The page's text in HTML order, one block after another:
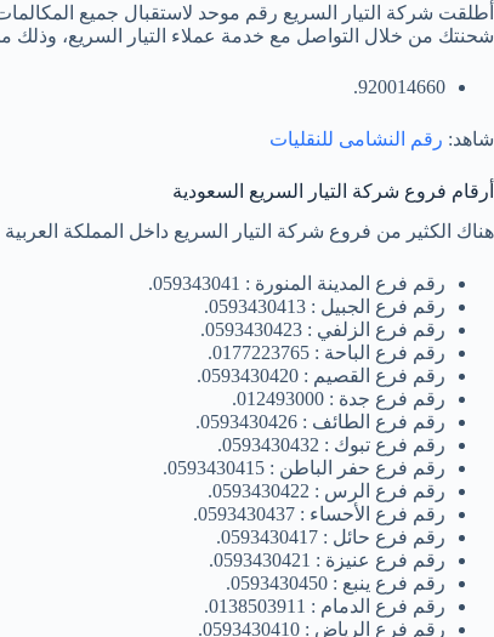
أطلقت شركة التيار السريع رقم موحد لاستقبال جميع
شحنتك من خلال التواصل مع خدمة عملاء التيار السريع، وذلك
920014660.
شاهد: رقم النشامى للنقليات
أرقام فروع شركة التيار السريع السعودية
هناك الكثير من فروع شركة التيار السريع داخل المملكة
رقم فرع المدينة المنورة : 059343041.
رقم فرع الجبيل : 0593430413.
رقم فرع الزلفي : 0593430423.
رقم فرع الباحة : 0177223765.
رقم فرع القصيم : 0593430420.
رقم فرع جدة : 012493000.
رقم فرع الطائف : 0593430426.
رقم فرع تبوك : 0593430432.
رقم فرع حفر الباطن : 0593430415.
رقم فرع الرس : 0593430422.
رقم فرع الأحساء : 0593430437.
رقم فرع حائل : 0593430417.
رقم فرع عنيزة : 0593430421.
رقم فرع ينبع : 0593430450.
رقم فرع الدمام : 0138503911.
رقم فرع الرياض : 0593430410.